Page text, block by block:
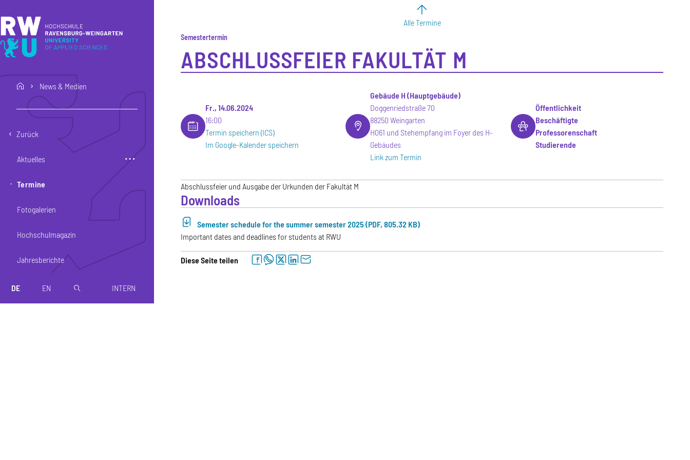
home News & Medien
Zurück
Aktuelles
Termine
Fotogalerien
Hochschulmagazin
Jahresberichte
DE EN magnifier INTERN
Alle Termine
Semestertermin
ABSCHLUSSFEIER FAKULTÄT M
Fr., 14.06.2024
16:00
Termin speichern (ICS)
Im Google-Kalender speichern
Gebäude H (Hauptgebäude)
Doggenriedstraße 70
88250 Weingarten
H061 und Stehempfang im Foyer des H-
Gebäudes
Link zum Termin
Öffentlichkeit
Beschäftigte
Professorenschaft
Studierende
Abschlussfeier und Ausgabe der Urkunden der Fakultät M
Downloads
Semester schedule for the summer semester 2025 (PDF, 805.32 KB)
Important dates and deadlines for students at RWU
Diese Seite teilen facebookwhatsapptwitterlinkedinletter